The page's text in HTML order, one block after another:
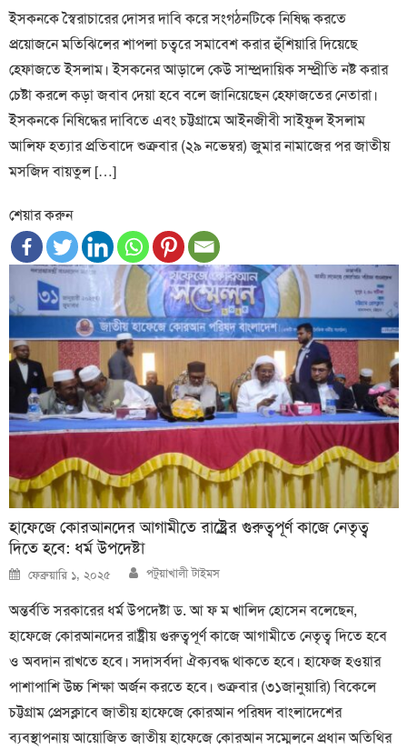
ইসকনকে স্বৈরাচারের দোসর দাবি করে সংগঠনটিকে নিষিদ্ধ করতে
প্রয়োজনে মতিঝিলের শাপলা চত্বরে সমাবেশ করার হুঁশিয়ারি দিয়েছে
হেফাজতে ইসলাম। ইসকনের আড়ালে কেউ সাম্প্রদায়িক সম্প্রীতি নষ্ট করার
চেষ্টা করলে কড়া জবাব দেয়া হবে বলে জানিয়েছেন হেফাজতের নেতারা।
ইসকনকে নিষিদ্ধের দাবিতে এবং চট্টগ্রামে আইনজীবী সাইফুল ইসলাম
আলিফ হত্যার প্রতিবাদে শুক্রবার (২৯ নভেম্বর) জুমার নামাজের পর জাতীয়
মসজিদ বায়তুল […]
শেয়ার করুন
হাফেজে কোরআনদের আগামীতে রাষ্ট্র্রের গুরুত্বপূর্ণ কাজে নেতৃত্ব
দিতে হবে: ধর্ম উপদেষ্টা
Posted
on
ফেব্রুয়ারি ১, ২০২৫ Author
পটুয়াখালী টাইমস
অন্তর্বতি সরকারের ধর্ম উপদেষ্টা ড. আ ফ ম খালিদ হোসেন বলেছেন,
হাফেজে কোরআনদের রাষ্ট্রীয় গুরুত্বপূর্ণ কাজে আগামীতে নেতৃত্ব দিতে হবে
ও অবদান রাখতে হবে। সদাসর্বদা ঐক্যবদ্ধ থাকতে হবে। হাফেজ হওয়ার
পাশাপাশি উচ্চ শিক্ষা অর্জন করতে হবে। শুক্রবার (৩১জানুয়ারি) বিকেলে
চট্টগ্রাম প্রেসক্লাবে জাতীয় হাফেজে কোরআন পরিষদ বাংলাদেশের
ব্যবস্থাপনায় আয়োজিত জাতীয় হাফেজে কোরআন সম্মেলনে প্রধান অতিথির